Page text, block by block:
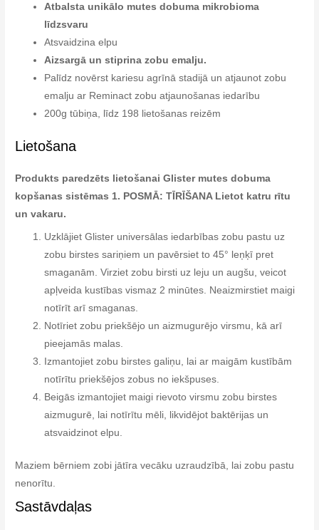
Atbalsta unikālo mutes dobuma mikrobioma
līdzsvaru
Atsvaidzina elpu
Aizsargā un stiprina zobu emalju.
Palīdz novērst kariesu agrīnā stadijā un atjaunot zobu
emalju ar Reminact zobu atjaunošanas iedarību
200g tūbiņa, līdz 198 lietošanas reizēm
Lietošana
Produkts paredzēts lietošanai Glister mutes dobuma
kopšanas sistēmas 1. POSMĀ: TĪRĪŠANA Lietot katru rītu
un vakaru.
Uzklājiet Glister universālas iedarbības zobu pastu uz
zobu birstes sariņiem un pavērsiet to 45° leņķī pret
smaganām. Virziet zobu birsti uz leju un augšu, veicot
apļveida kustības vismaz 2 minūtes. Neaizmirstiet maigi
notīrīt arī smaganas.
Notīriet zobu priekšējo un aizmugurējo virsmu, kā arī
pieejamās malas.
Izmantojiet zobu birstes galiņu, lai ar maigām kustībām
notīrītu priekšējos zobus no iekšpuses.
Beigās izmantojiet maigi rievoto virsmu zobu birstes
aizmugurē, lai notīrītu mēli, likvidējot baktērijas un
atsvaidzinot elpu.
Maziem bērniem zobi jātīra vecāku uzraudzībā, lai zobu pastu
nenorītu.
Sastāvdaļas